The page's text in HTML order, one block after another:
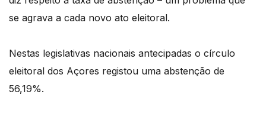
se agrava a cada novo ato eleitoral.
Nestas legislativas nacionais antecipadas o círculo
eleitoral dos Açores registou uma abstenção de
56,19%.